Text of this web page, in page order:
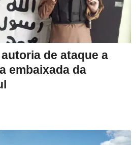
de ataque a
embaixada da